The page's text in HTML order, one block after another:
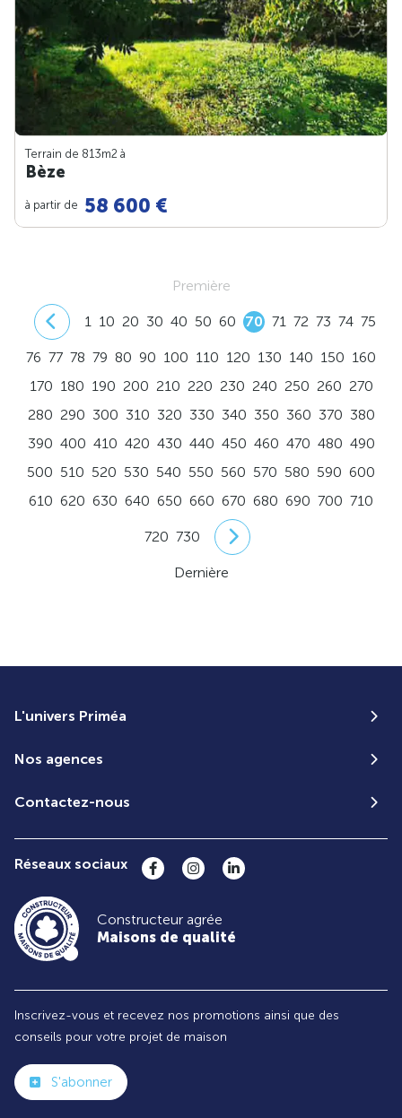
Terrain de 813m2 à
Bèze
à partir de 58 600 €
Première
1 10 20 30 40 50 60 70 71 72 73 74 75
76 77 78 79 80 90 100 110 120 130 140 150 160
170 180 190 200 210 220 230 240 250 260 270
280 290 300 310 320 330 340 350 360 370 380
390 400 410 420 430 440 450 460 470 480 490
500 510 520 530 540 550 560 570 580 590 600
610 620 630 640 650 660 670 680 690 700 710
720 730
Dernière
L'univers Priméa
Nos agences
Contactez-nous
Réseaux sociaux
Constructeur agrée
Maisons de qualité
Inscrivez-vous et recevez nos promotions ainsi que des
conseils pour votre projet de maison
S'abonner